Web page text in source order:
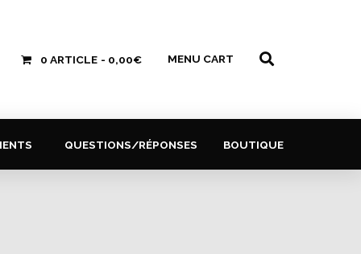
0 ARTICLE 0,00€ MENU CART
QUESTIONS/RÉPONSES BOUTIQUE